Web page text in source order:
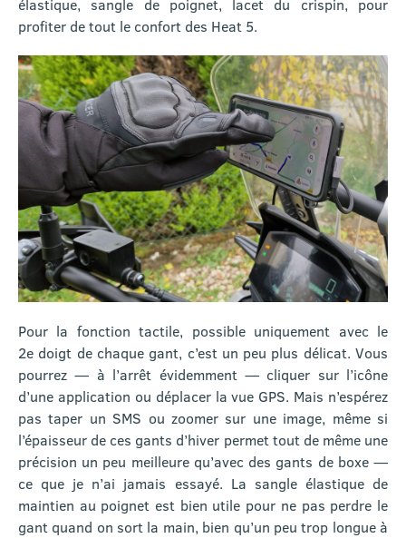
élastique, sangle de poignet, lacet du crispin, pour
profiter de tout le confort des Heat 5.
Pour la fonction tactile, possible uniquement avec le
2e doigt de chaque gant, c’est un peu plus délicat. Vous
pourrez — à l’arrêt évidemment — cliquer sur l’icône
d’une application ou déplacer la vue GPS. Mais n’espérez
pas taper un SMS ou zoomer sur une image, même si
l’épaisseur de ces gants d’hiver permet tout de même une
précision un peu meilleure qu’avec des gants de boxe —
ce que je n’ai jamais essayé. La sangle élastique de
maintien au poignet est bien utile pour ne pas perdre le
gant quand on sort la main, bien qu’un peu trop longue à